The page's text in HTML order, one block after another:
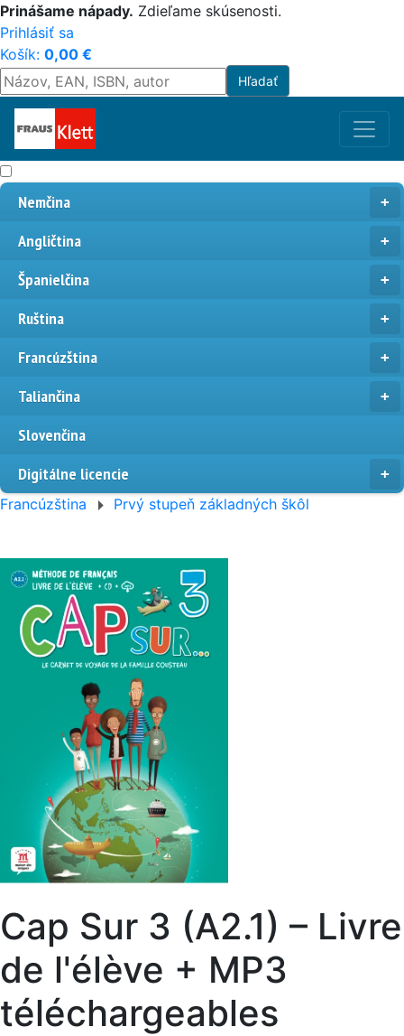
Prinášame nápady. Zdieľame skúsenosti.
Prihlásiť sa
Košík: 0,00 €
Nemčina
Angličtina
Španielčina
Ruština
Francúzština
Taliančina
Slovenčina
Digitálne licencie
Francúzština Prvý stupeň základných škôl
Cap Sur 3 (A2.1) – Livre
de l'élève + MP3
téléchargeables